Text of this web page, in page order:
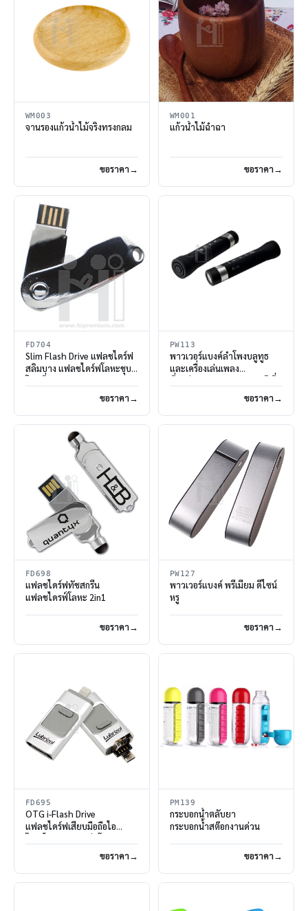
WM003
จานรองแก้วน้ำไม้จริงทรงกลม
ขอราคา
WM001
แก้วน้ำไม้ฉำฉา
ขอราคา
FD704
Slim Flash Drive แฟลชไดร์ฟ
สลิมบาง แฟลชไดร์ฟโลหะชุบ
ขอราคา
PW113
พาวเวอร์แบงค์ลำโพงบลูทูธ
และเครื่องเล่นเพลง
ขอราคา
FD698
แฟลชไดร์ฟทัชสกรีน
แฟลชไดรฟ์โลหะ 2in1
ขอราคา
PW127
พาวเวอร์แบงค์ พรีเมี่ยม ดีไซน์
หรู
ขอราคา
FD695
OTG i-Flash Drive
แฟลชไดร์ฟเสียบมือถือไอ
ขอราคา
PM139
กระบอกน้ำตลับยา
กระบอกน้ำสต๊อกงานด่วน
ขอราคา